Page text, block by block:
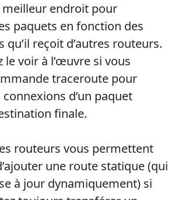
meilleur endroit pour
paquets en fonction des
reçoit d’autres routeurs.
le voir à l’œuvre si vous
traceroute pour
d’un paquet
finale.
routeurs vous permettent
une route statique (qui
à jour dynamiquement) si